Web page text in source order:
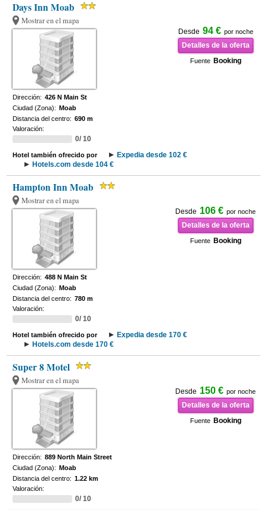
Days Inn Moab
Mostrar en el mapa
Desde 94 € por noche
Detalles de la oferta
Fuente Booking
Dirección: 426 N Main St
Ciudad (Zona): Moab
Distancia del centro: 690 m
Valoración:
0/ 10
Hotel también ofrecido por
Expedia desde 102 €
Hotels.com desde 104 €
Hampton Inn Moab
Mostrar en el mapa
Desde 106 € por noche
Detalles de la oferta
Fuente Booking
Dirección: 488 N Main St
Ciudad (Zona): Moab
Distancia del centro: 780 m
Valoración:
0/ 10
Hotel también ofrecido por
Expedia desde 170 €
Hotels.com desde 170 €
Super 8 Motel
Mostrar en el mapa
Desde 150 € por noche
Detalles de la oferta
Fuente Booking
Dirección: 889 North Main Street
Ciudad (Zona): Moab
Distancia del centro: 1.22 km
Valoración:
0/ 10